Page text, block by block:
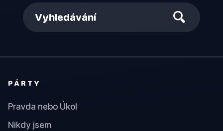
Vyhledávání
PÁRTY
Pravda nebo Úkol
Nikdy jsem